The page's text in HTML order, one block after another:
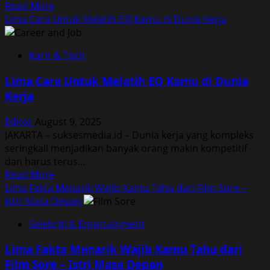
Korea
Read MoreRead
more
about
Alasan
Buruk
Terlalu
Larut
Lima Cara Untuk Melatih EQ Kamu di Dunia Kerja
Karir & Tech
Lima Cara Untuk Melatih EQ Kamu di Dunia
Kerja
Editor August 9, 2025
JAKARTA – suksesmedia.id – Dunia kerja yang kompleks
seringkali menjadikan banyak orang makin kompetitif
dan harus terus...
Read MoreRead
more
about
Cara
Melatih
EQ
Lima Fakta Menarik Wajib Kamu Tahu dari Film Sore –
Istri Masa Depan
Selebriti & Entertainment
Lima Fakta Menarik Wajib Kamu Tahu dari
Film Sore – Istri Masa Depan